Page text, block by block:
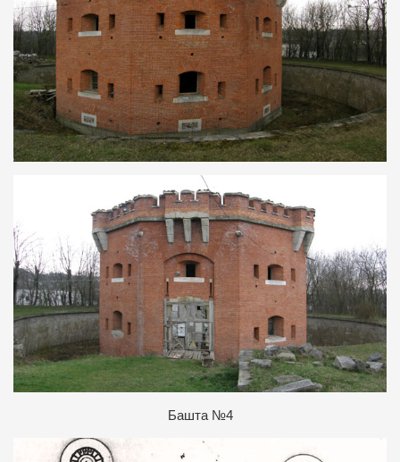
Башта №4